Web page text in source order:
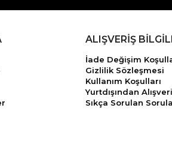
ALIŞVERİŞ
İade Değişim
Gizlilik Sözleşmesi
Kullanım Koşulları
Yurtdışından
Sıkça Sorulan